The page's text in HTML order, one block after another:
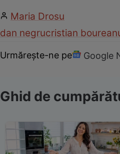
Maria Drosu
dan negrucristian
Urmărește-ne pe Google
Ghid de